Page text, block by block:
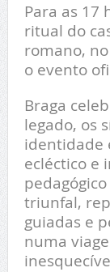
Para as 17
ritual do
romano,
o evento
Braga
legado, os
identidade
ecléctico e
triunfal,
guiadas e
numa